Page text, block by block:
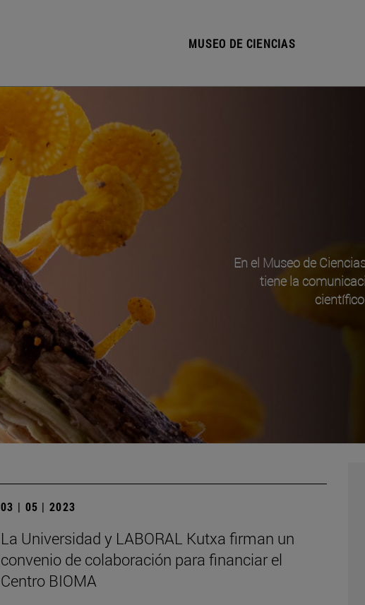
MUSEO DE CIENCIAS
En el Museo de
tiene la
03 | 05 | 2023
La Universidad y LABORAL Kutxa firman un
convenio de colaboración para financiar el
Centro BIOMA